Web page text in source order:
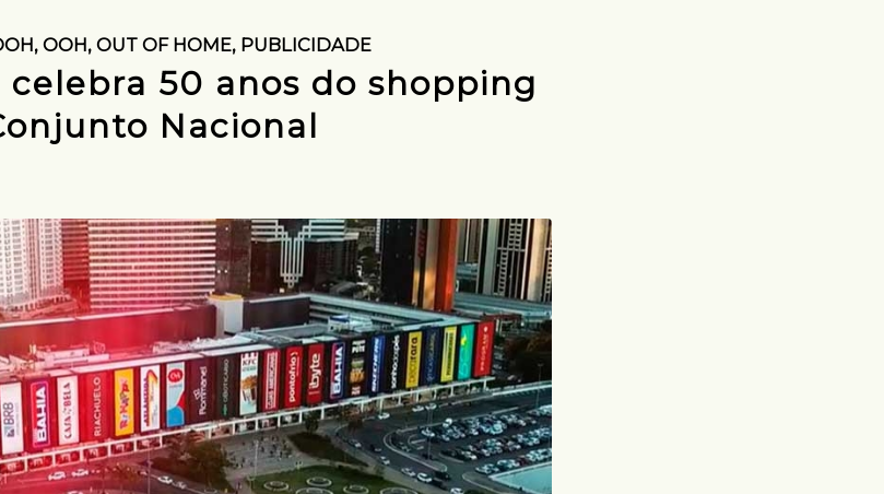
, OOH, OUT OF HOME, PUBLICIDADE
50 anos do shopping
Nacional